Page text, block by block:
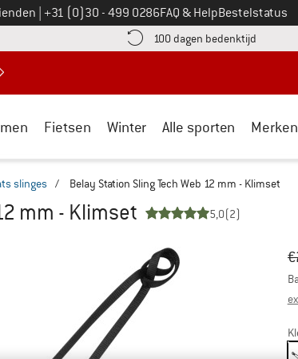
Bel ons op
+31 (0)30 - 499 0286FAQ & HelpBestelstatus
betalingsinformatie hier! Opent in een infovak
100 dagen bedenktijd Vind
Fietsen Winter Alle sporten Merken
slinges / Belay Station Sling Tech Web 12 mm - Klimset
mm - Klimset 5,0(2)
€